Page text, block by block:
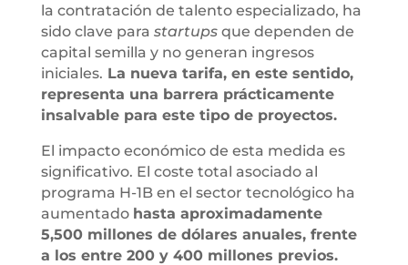
la contratación de talento especializado, ha
sido clave para startupsque dependen de
capital semilla y no generan ingresos
iniciales. La nueva tarifa, en este sentido,
representa una barrera prácticamente
insalvable para este tipo de proyectos.
El impacto económico de esta medida es
significativo. El coste total asociado al
programa H-1B en el sector tecnológico ha
aumentado hasta aproximadamente
5,500 millones de dólares anuales, frente
a los entre 200 y 400 millones previos.